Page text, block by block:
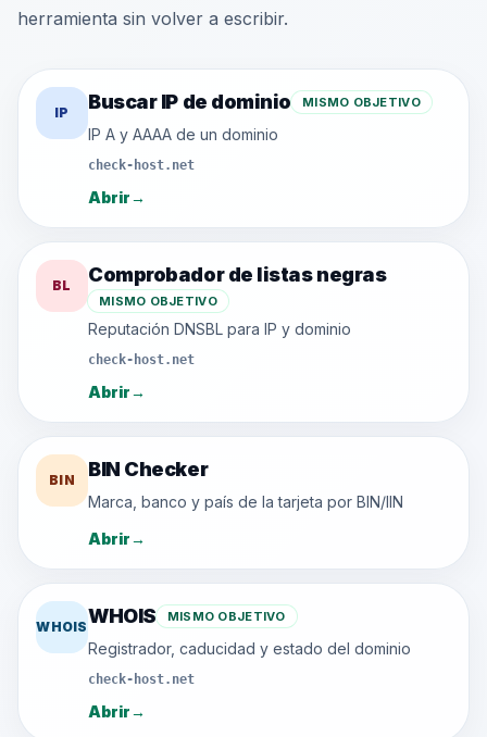
herramienta sin volver a escribir.
IP Buscar IP de dominio MISMO OBJETIVO
IP A y AAAA de un dominio
check-host.net
Abrir→
BL Comprobador de listas negras
MISMO OBJETIVO
Reputación DNSBL para IP y dominio
check-host.net
Abrir→
BIN BIN Checker
Marca, banco y país de la tarjeta por BIN/IIN
Abrir→
WHOISWHOIS MISMO OBJETIVO
Registrador, caducidad y estado del dominio
check-host.net
Abrir→